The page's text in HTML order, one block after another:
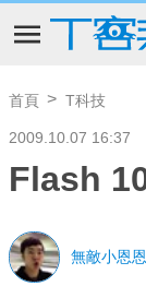
首頁 T科技
2009.10.07 16:37
Flash
無敵小恩恩